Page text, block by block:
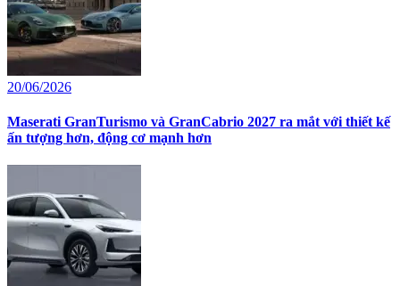
20/06/2026
Maserati GranTurismo và GranCabrio 2027 ra mắt với thiết kế
ấn tượng hơn, động cơ mạnh hơn